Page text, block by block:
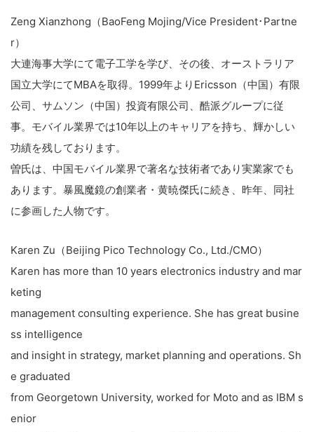
Zeng Xianzhong（BaoFeng Mojing/Vice President･Partne
r）
大連海事大学にて電子工学を学び、その後、オーストラリア
国立大学にてMBAを取得。1999年よりEricsson（中国）有限
公司、サムソン（中国）投資有限公司、酷派グループに従
事。モバイル業界では10年以上のキャリアを持ち、輝かしい
功績を残しております。
曽氏は、中国モバイル業界で著名な技術者であり実業家でも
あります。暴風魔鏡の創業者・黄暁傑氏に続き、昨年、同社
に参画した人物です。
Karen Zu（Beijing Pico Technology Co., Ltd./CMO）
Karen has more than 10 years electronics industry and mar
keting
management consulting experience. She has great busine
ss intelligence
and insight in strategy, market planning and operations. Sh
e graduated
from Georgetown University, worked for Moto and as IBM s
enior